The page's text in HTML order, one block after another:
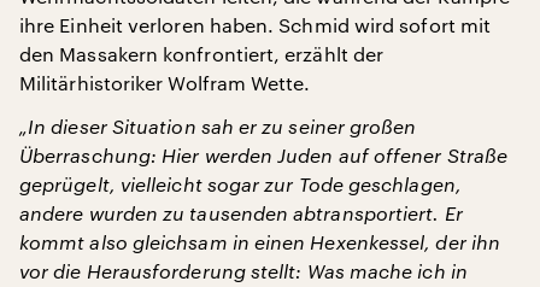
ihre Einheit verloren haben. Schmid wird sofort mit
den Massakern konfrontiert, erzählt der
Militärhistoriker Wolfram Wette.
„In dieser Situation sah er zu seiner großen
Überraschung: Hier werden Juden auf offener Straße
geprügelt, vielleicht sogar zur Tode geschlagen,
andere wurden zu tausenden abtransportiert. Er
kommt also gleichsam in einen Hexenkessel, der ihn
vor die Herausforderung stellt: Was mache ich in